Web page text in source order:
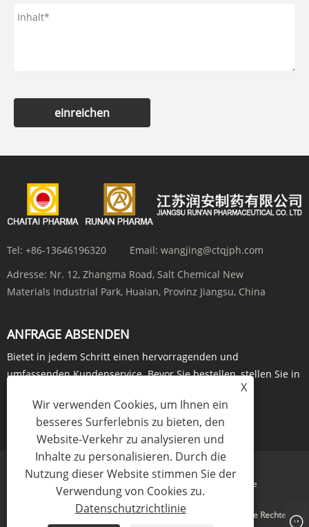
einreichen
Tel: +86-13646196320 Email: wangjing@ctqjph.com
Adresse: Nr. 12, Zhangma Road, Salt Chemical New
Materials Industrial Park, Huaian, Provinz Jiangsu, China
ANFRAGE ABSENDEN
Bietet in jedem Schritt einen hervorragenden und
umfassenden Kundenservice. Bevor Sie bestellen, stellen Sie in
JETZT ANFRAGEN
Links Sitemap XML Datenschutzrichtlinie
Copyright © 2024 Jiangsu Run'an Pharmaceutical Co. Ltd. Alle Rechte
X
Wir verwenden Cookies, um Ihnen ein
besseres Surferlebnis zu bieten, den
Website-Verkehr zu analysieren und
Inhalte zu personalisieren. Durch die
Nutzung dieser Website stimmen Sie der
Verwendung von Cookies zu.
Datenschutzrichtlinie